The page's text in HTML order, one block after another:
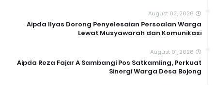
August 02, 2026
Aipda Ilyas Dorong Penyelesaian Persoalan Warga
Lewat Musyawarah dan Komunikasi
August 01, 2026
Aipda Reza Fajar A Sambangi Pos Satkamling, Perkuat
Sinergi Warga Desa Bojong